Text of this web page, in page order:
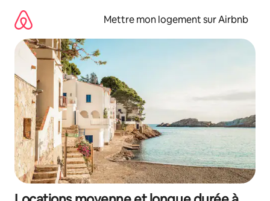
directement
contenu
Mettre mon logement sur Airbnb